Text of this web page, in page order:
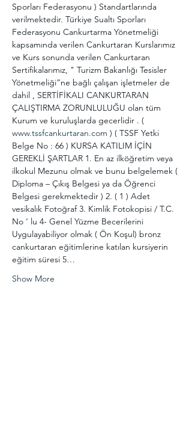
Sporları Federasyonu ) Standartlarında
verilmektedir. Türkiye Sualtı Sporları
Federasyonu Cankurtarma Yönetmeliği
kapsamında verilen Cankurtaran Kurslarımız
ve Kurs sonunda verilen Cankurtaran
Sertifikalarımız, " Turizm Bakanlığı Tesisler
Yönetmeliği”ne bağlı çalışan işletmeler de
dahil , SERTİFİKALI CANKURTARAN
ÇALIŞTIRMA ZORUNLULUĞU olan tüm
Kurum ve kuruluşlarda gecerlidir . (
www.tssfcankurtaran.com ) ( TSSF Yetki
Belge No : 66 ) KURSA KATILIM İÇİN
GEREKLİ ŞARTLAR 1. En az ilköğretim veya
ilkokul Mezunu olmak ve bunu belgelemek (
Diploma – Çıkış Belgesi ya da Öğrenci
Belgesi gerekmektedir ) 2. ( 1 ) Adet
vesikalık Fotoğraf 3. Kimlik Fotokopisi / T.C.
No ‘ lu 4- Genel Yüzme Becerilerini
Uygulayabiliyor olmak ( Ön Koşul) bronz
cankurtaran eğitimlerine katılan kursiyerin
eğitim süresi 5…
Show More